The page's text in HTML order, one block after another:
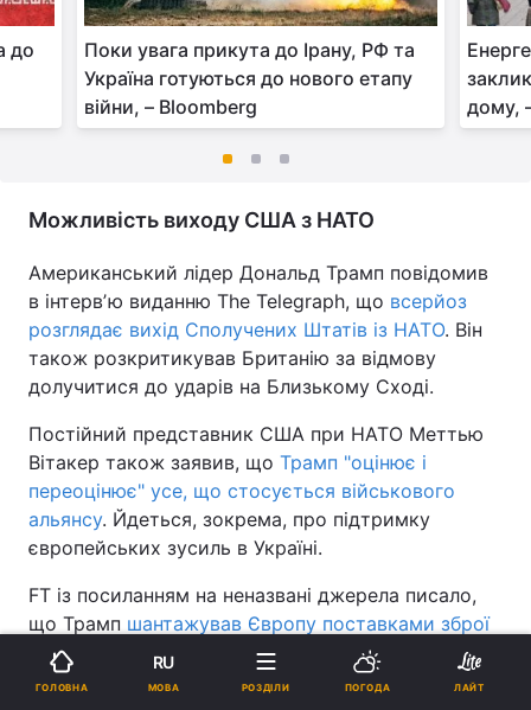
до
Поки увага прикута до Ірану, РФ та
Україна готуються до нового етапу
війни, – Bloomberg
дому,
Можливість виходу США з НАТО
Американський лідер Дональд Трамп повідомив
в інтервʼю виданню The Telegraph, що всерйоз
розглядає вихід Сполучених Штатів із НАТО. Він
також розкритикував Британію за відмову
долучитися до ударів на Близькому Сході.
Постійний представник США при НАТО Меттью
Вітакер також заявив, що Трамп "оцінює і
переоцінює" усе, що стосується військового
альянсу. Йдеться, зокрема, про підтримку
європейських зусиль в Україні.
FT із посиланням на неназвані джерела писало,
що Трамп шантажував Європу поставками зброї
для України
в рамках проєкту PURL, аби змусити
країни допомогти йому в розблокуванні
ГОЛОВНА
RU
МОВА РОЗДІЛИ ПОГОДА ЛАЙТ